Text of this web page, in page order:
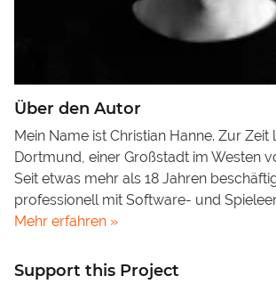
Über den Autor
Mein Name ist Christian Hanne. Zur Zeit
Dortmund, einer Großstadt im Westen
Seit etwas mehr als 18 Jahren
professionell mit Software- und
Mehr erfahren »
Support this Project